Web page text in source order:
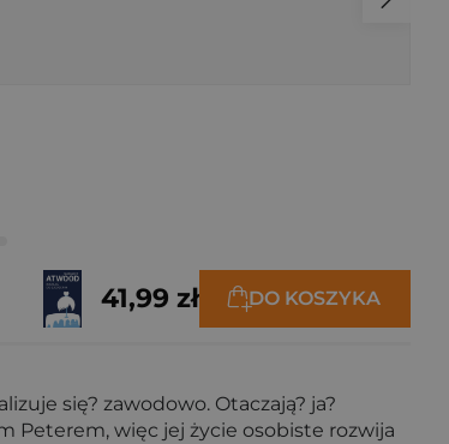
41,99 zł DO KOSZYKA
się? zawodowo. Otaczają? ja?
Peterem, więc jej życie osobiste rozwija